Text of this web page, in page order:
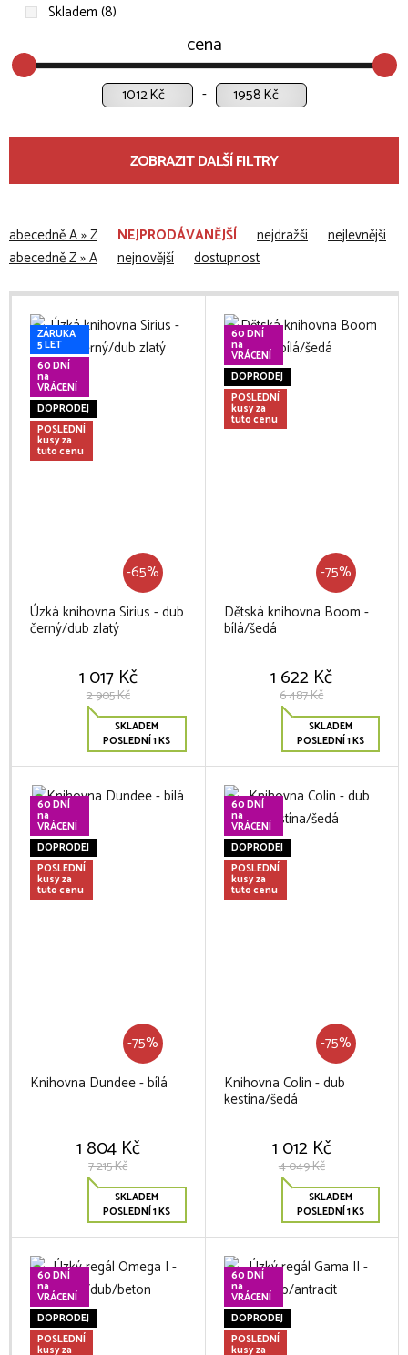
Skladem (8)
cena
Kč Kč
ZOBRAZIT DALŠÍ FILTRY
abecedně A » Z NEJPRODÁVANĚJŠÍ nejdražší
nejlevnější
abecedně Z » A
nejnovější dostupnost
ZÁRUKA
5 LET
60 DNÍ
na
VRÁCENÍ
DOPRODEJ
POSLEDNÍ
kusy za
tuto cenu
-65%
Úzká knihovna Sirius - dub
černý/dub zlatý
1 017 Kč
2 905 Kč
SKLADEM
POSLEDNÍ 1 KS
60 DNÍ
na
VRÁCENÍ
DOPRODEJ
POSLEDNÍ
kusy za
tuto cenu
-75%
Dětská knihovna Boom -
bílá/šedá
1 622 Kč
6 487 Kč
SKLADEM
POSLEDNÍ 1 KS
60 DNÍ
na
VRÁCENÍ
DOPRODEJ
POSLEDNÍ
kusy za
tuto cenu
-75%
Knihovna Dundee - bílá
1 804 Kč
7 215 Kč
SKLADEM
POSLEDNÍ 1 KS
60 DNÍ
na
VRÁCENÍ
DOPRODEJ
POSLEDNÍ
kusy za
tuto cenu
-75%
Knihovna Colin - dub
kestína/šedá
1 012 Kč
4 049 Kč
SKLADEM
POSLEDNÍ 1 KS
60 DNÍ
na
VRÁCENÍ
DOPRODEJ
POSLEDNÍ
kusy za
60 DNÍ
na
VRÁCENÍ
DOPRODEJ
POSLEDNÍ
kusy za